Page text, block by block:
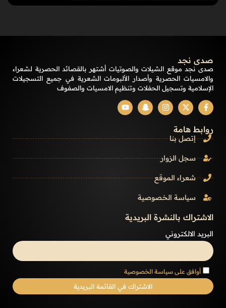
صدى نجد
صدى نجد موقع الشيلات والصوتيات أشتهر بالقصائد الحصرية لشعراء
والامسيات الحصرية وأصدار الألبومات الشعرية في جميع التسجيلات
الإسلامية وتسجيل الحفلات وتنظيم الامسيات والصفوف
روابط هامة
إتصل بنا
سجل الزوار
شعراء الموقع
سياسة الخصوصية
الاشتراك بالنشرة البريدية
البريد الالكتروني
أوافق على سياسة الخصوصية